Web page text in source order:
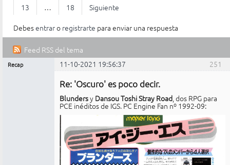
Registrarte
Entrar
13
… 18
Siguiente
Debesentraro registrarte para enviar una respuesta
Feed RSS del tema
251
Recap 11-10-2021 19:56:37
Re: 'Oscuro' es poco decir.
Blundersy Dansou Toshi Stray Road, dos RPG para
PCE inéditos de IGS. PC Engine Fan nº 1992-09: